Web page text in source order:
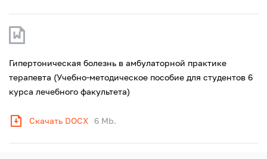
Гипертоническая болезнь в амбулаторной практике
терапевта (Учебно-методическое пособие для студентов 6
курса лечебного факультета)
Скачать DOCX 6 Mb.